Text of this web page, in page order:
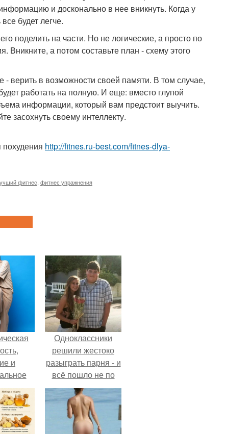
и досконально в нее вникнуть. Когда у
будет легче.
поделить на части. Но не логические, а просто по
Вникните, а потом составьте план - схему этого
в возможности своей памяти. В том случае,
работать на полную. И еще: вместо глупой
информации, который вам предстоит выучить.
засохнуть своему интеллекту.
http://fitnes.ru-best.com/fitnes-dlya-
фитнес фитнес упражнения
и
Одноклассники
решили жестоко
разыграть парня - и
всё пошло не по
плану.